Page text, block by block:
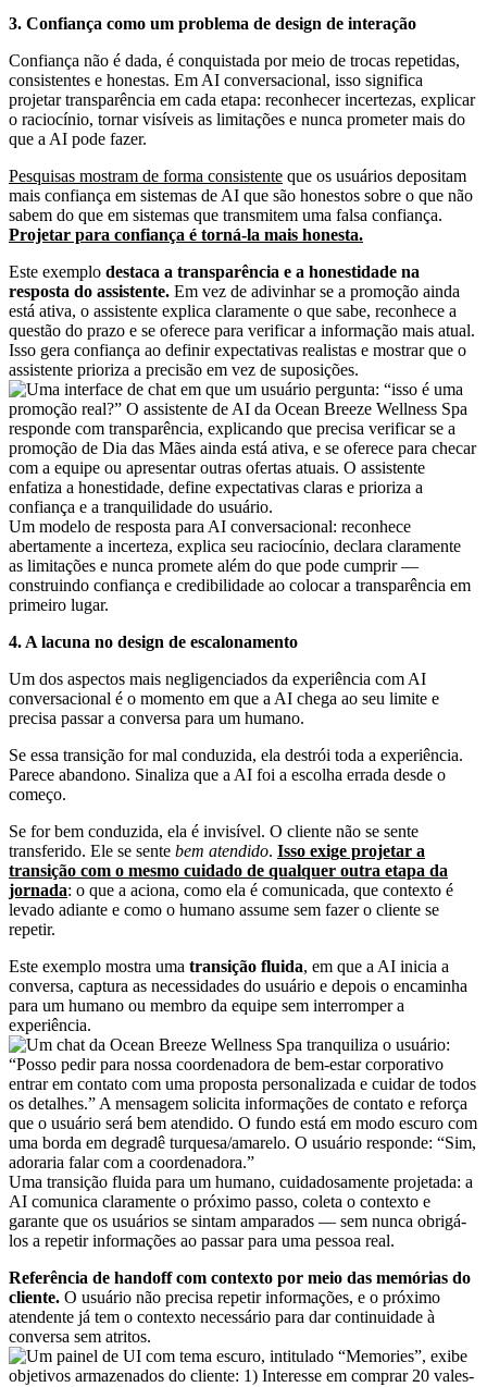
3. Confiança como um problema de design de interação
Confiança não é dada, é conquistada por meio de trocas repetidas,
consistentes e honestas. Em AI conversacional, isso significa
projetar transparência em cada etapa: reconhecer incertezas, explicar
o raciocínio, tornar visíveis as limitações e nunca prometer mais do
que a AI pode fazer.
Pesquisas mostram de forma consistente que os usuários depositam
mais confiança em sistemas de AI que são honestos sobre o que não
sabem do que em sistemas que transmitem uma falsa confiança.
Projetar para confiança é torná-la mais honesta.
Este exemplo destaca a transparência e a honestidade na
resposta do assistente. Em vez de adivinhar se a promoção ainda
está ativa, o assistente explica claramente o que sabe, reconhece a
questão do prazo e se oferece para verificar a informação mais atual.
Isso gera confiança ao definir expectativas realistas e mostrar que o
assistente prioriza a precisão em vez de suposições.
Um modelo de resposta para AI conversacional: reconhece
abertamente a incerteza, explica seu raciocínio, declara claramente
as limitações e nunca promete além do que pode cumprir —
construindo confiança e credibilidade ao colocar a transparência em
primeiro lugar.
4. A lacuna no design de escalonamento
Um dos aspectos mais negligenciados da experiência com AI
conversacional é o momento em que a AI chega ao seu limite e
precisa passar a conversa para um humano.
Se essa transição for mal conduzida, ela destrói toda a experiência.
Parece abandono. Sinaliza que a AI foi a escolha errada desde o
começo.
Se for bem conduzida, ela é invisível. O cliente não se sente
transferido. Ele se sente bem atendido. Isso exige projetar a
transição com o mesmo cuidado de qualquer outra etapa da
jornada: o que a aciona, como ela é comunicada, que contexto é
levado adiante e como o humano assume sem fazer o cliente se
repetir.
Este exemplo mostra uma transição fluida, em que a AI inicia a
conversa, captura as necessidades do usuário e depois o encaminha
para um humano ou membro da equipe sem interromper a
experiência.
Uma transição fluida para um humano, cuidadosamente projetada: a
AI comunica claramente o próximo passo, coleta o contexto e
garante que os usuários se sintam amparados — sem nunca obrigá-
los a repetir informações ao passar para uma pessoa real.
Referência de handoff com contexto por meio das memórias do
cliente. O usuário não precisa repetir informações, e o próximo
atendente já tem o contexto necessário para dar continuidade à
conversa sem atritos.